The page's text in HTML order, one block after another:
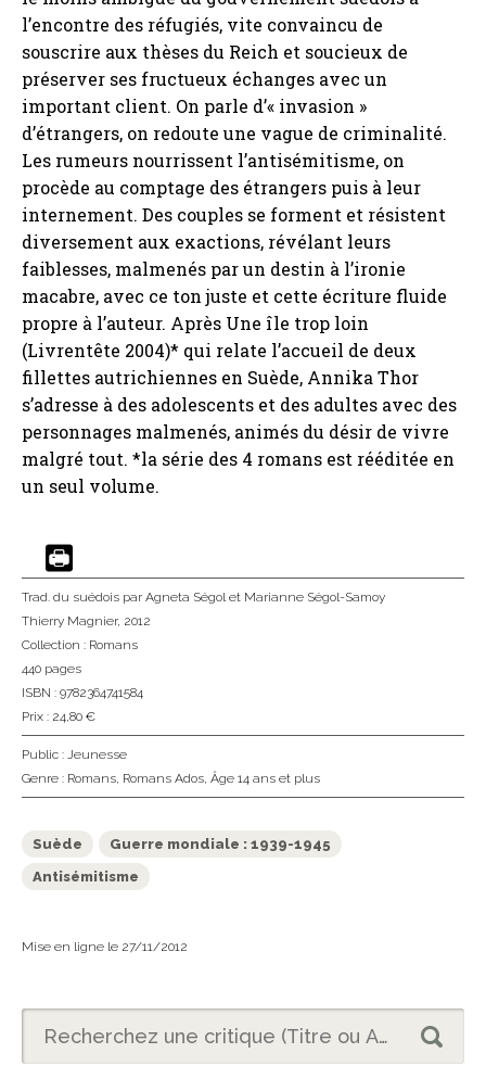
l’encontre des réfugiés, vite convaincu de
souscrire aux thèses du Reich et soucieux de
préserver ses fructueux échanges avec un
important client. On parle d’« invasion »
d’étrangers, on redoute une vague de criminalité.
Les rumeurs nourrissent l’antisémitisme, on
procède au comptage des étrangers puis à leur
internement. Des couples se forment et résistent
diversement aux exactions, révélant leurs
faiblesses, malmenés par un destin à l’ironie
macabre, avec ce ton juste et cette écriture fluide
propre à l’auteur. Après Une île trop loin
(Livrentête 2004)* qui relate l’accueil de deux
fillettes autrichiennes en Suède, Annika Thor
s’adresse à des adolescents et des adultes avec des
personnages malmenés, animés du désir de vivre
malgré tout. *la série des 4 romans est rééditée en
un seul volume.
Trad. du suédois par Agneta Ségol et Marianne Ségol-Samoy
Thierry Magnier, 2012
Collection : Romans
440 pages
ISBN : 9782364741584
Prix : 24,80 €
Public : Jeunesse
Genre : Romans, Romans Ados, Âge 14 ans et plus
Suède
Guerre mondiale : 1939-1945
Antisémitisme
Mise en ligne le 27/11/2012